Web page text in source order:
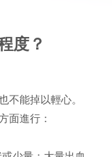
度？
不能掉以輕心。
面進行：